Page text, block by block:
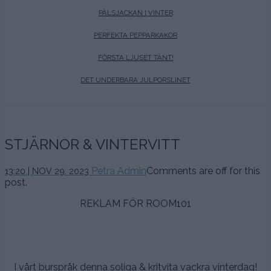
PÄLSJACKAN I VINTER
PERFEKTA PEPPARKAKOR
FÖRSTA LJUSET TÄNT!
DET UNDERBARA JULPORSLINET
STJÄRNOR & VINTERVITT
13:20 | NOV 29. 2023 29
Petra AdminComments are off for this
post.
REKLAM FÖR ROOM101
I vårt burspråk denna soliga & kritvita vackra vinterdag!